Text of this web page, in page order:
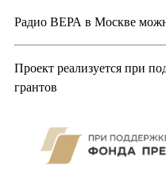
Радио ВЕРА в Москве
Проект реализуется при
грантов